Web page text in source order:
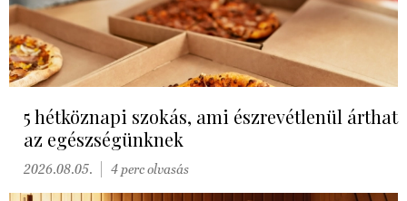
5 hétköznapi szokás, ami észrevétlenül árthat
az egészségünknek
2026.08.05. 4 perc olvasás